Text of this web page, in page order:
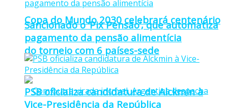
Copa do Mundo 2030 celebrará centenário
do torneio com 6 países-sede
Sancionado o ‘Pix Pensão’, que automatiza
pagamento da pensão alimentícia
PSB oficializa candidatura de Alckmin à
Vice-Presidência da República